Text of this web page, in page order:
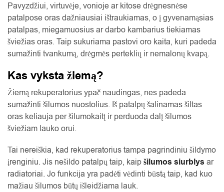
Pavyzdžiui, virtuvėje, vonioje ar kitose drėgnesnėse
patalpose oras dažniausiai ištraukiamas, o į gyvenamąsias
patalpas, miegamuosius ar darbo kambarius tiekiamas
šviežias oras. Taip sukuriama pastovi oro kaita, kuri padeda
sumažinti tvankumą, drėgmės perteklių ir nemalonų kvapą.
Kas vyksta žiemą?
Žiemą rekuperatorius ypač naudingas, nes padeda
sumažinti šilumos nuostolius. Iš patalpų šalinamas šiltas
oras keliauja per šilumokaitį ir perduoda dalį šilumos
šviežiam lauko orui.
Tai nereiškia, kad rekuperatorius tampa pagrindiniu šildymo
įrenginiu. Jis nešildo patalpų taip, kaipšilumos siurblys ar
radiatoriai. Jo funkcija yra padėti vėdinti būstą taip, kad kuo
mažiau šilumos būtų išleidžiama lauk.